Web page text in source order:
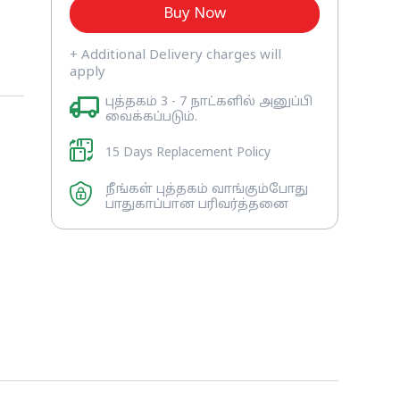
Buy Now
+ Additional Delivery charges will
apply
புத்தகம் 3 - 7 நாட்களில் அனுப்பி
வைக்கப்படும்.
15 Days Replacement Policy
நீங்கள் புத்தகம் வாங்கும்போது
பாதுகாப்பான பரிவர்த்தனை